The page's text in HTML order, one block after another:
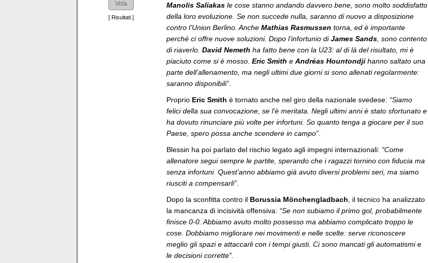
[ Risultati ]
Manolis Saliakas le cose stanno andando davvero bene, sono molto soddisfatto
della loro evoluzione. Se non succede nulla, saranno di nuovo a disposizione
contro l’Union Berlino. Anche Mathias Rasmussen torna, ed è importante
perché ci offre nuove soluzioni. Dopo l’infortunio diJames Sands , sono contento
di riaverlo. David Nemeth ha fatto bene con la U23: al di là del risultato, mi è
piaciuto come si è mosso. Eric Smith e Andréas Hountondji hanno saltato una
parte dell’allenamento, ma negli ultimi due giorni si sono allenati regolarmente:
saranno disponibili”
Proprio Eric Smith è tornato anche nel giro della nazionale svedese: “Siamo
felici della sua convocazione, se l’è meritata. Negli ultimi anni è stato sfortunato e
ha dovuto rinunciare più volte per infortuni. So quanto tenga a giocare per il suo
Paese, spero possa anche scendere in campo”
Blessin ha poi parlato del rischio legato agli impegni internazionali: “Come
allenatore segui sempre le partite, sperando che i ragazzi tornino con fiducia ma
senza infortuni. Quest’anno abbiamo già avuto diversi problemi seri, ma siamo
riusciti a compensarli”
Dopo la sconfitta contro il Borussia Mönchengladbach , il tecnico ha analizzato
la mancanza di incisività offensiva: “Se non subiamo il primo gol, probabilmente
finisce 0-0. Abbiamo avuto molto possesso ma abbiamo complicato troppo le
cose. Dobbiamo migliorare nei movimenti e nelle scelte: serve riconoscere
meglio gli spazi e attaccarli con i tempi giusti. Ci sono mancati gli automatismi e
le decisioni corrette”